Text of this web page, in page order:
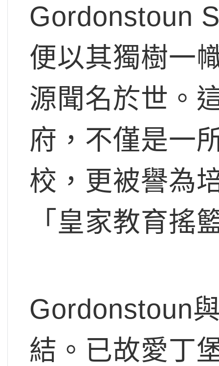
Gordonstoun
便以其獨樹一
源聞名於世。
府，不僅是一
校，更被譽為
「皇家教育搖
Gordonstoun
結。已故愛丁